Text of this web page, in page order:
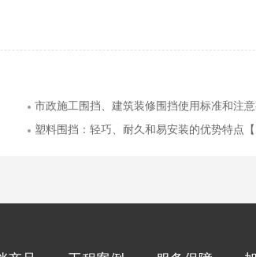
市政施工围挡、建筑装修围挡使用标准和注
塑料围挡：轻巧、耐久和易安装的优势特点【